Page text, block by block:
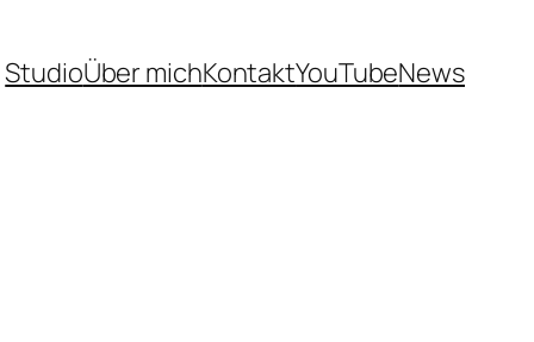
StudioÜber michKontaktYouTubeNews